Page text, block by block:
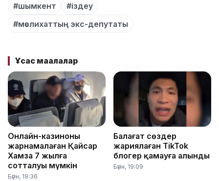
#шымкент
#іздеу
#мәслихаттың экс-депутаты
Ұқсас мақалалар
Онлайн-казиноны
жарнамалаған Қайсар
Хамза 7 жылға
сотталуы мүмкін
Бүгін, 19:36
Балағат сөздер
жариялаған TikTok
блогер қамауға алынды
Бүгін, 19:09